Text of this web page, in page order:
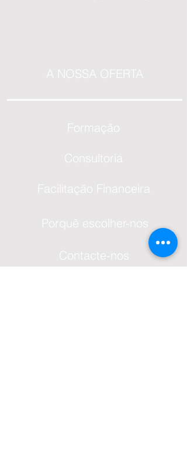
A NOSSA OFERTA
Formação
Consultoria
Facilitação Financeira
Porquê escolher-nos
Contacte-nos